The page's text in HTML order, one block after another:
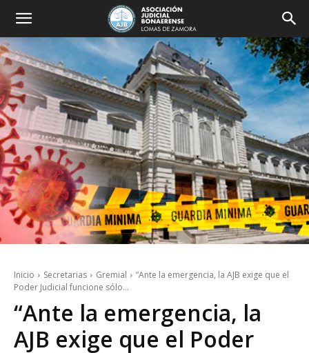
Inicio Secretarias Gremial
“Ante la emergencia, la AJB exige que el
Poder Judicial funcione sólo...
“Ante la emergencia, la
AJB exige que el Poder